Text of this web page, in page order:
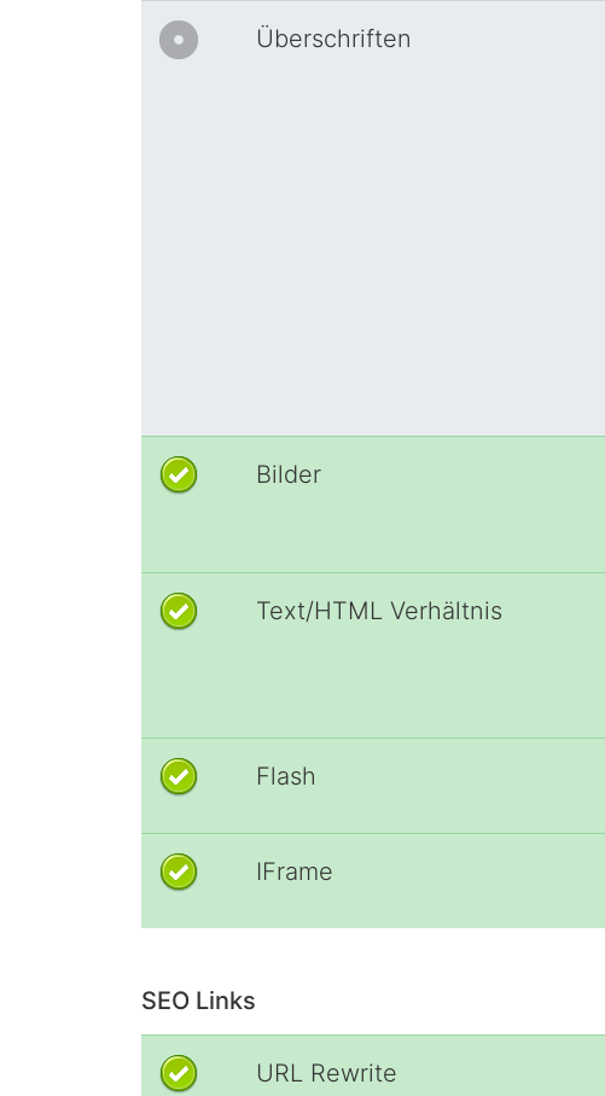
Überschriften
Bilder
Text/HTML Verhältnis
Flash
IFrame
SEO Links
URL Rewrite